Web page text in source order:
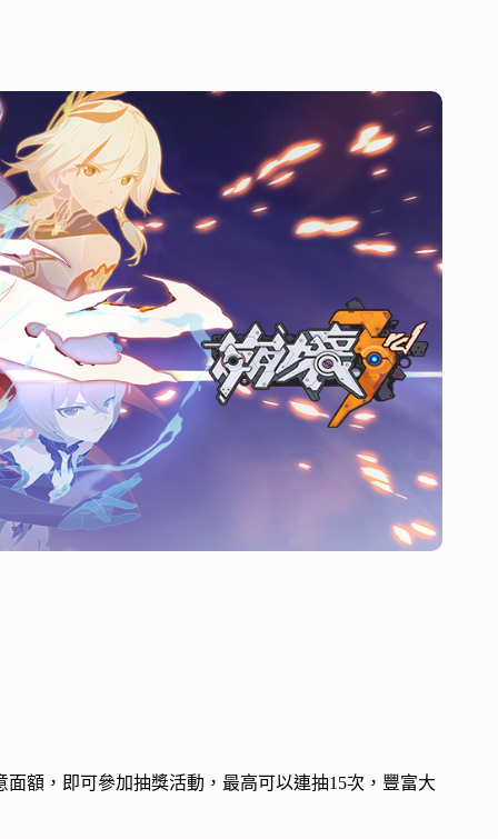
面額，即可參加抽獎活動，最高可以連抽15次，豐富大